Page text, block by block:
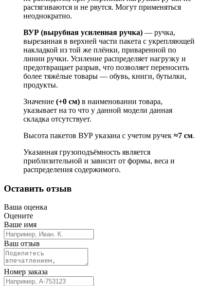
растягиваются и не рвутся. Могут применяться
неоднократно.
ВУР (вырубная усиленная ручка) — ручка,
вырезанная в верхней части пакета с укрепляющей
накладкой из той же плёнки, приваренной по
линии ручки. Усиление распределяет нагрузку и
предотвращает разрыв, что позволяет переносить
более тяжёлые товары — обувь, книги, бутылки,
продукты.
Значение (+0 см) в наименовании товара,
указывает на то что у данной модели данная
складка отсутствует.
Высота пакетов ВУР указана с учетом ручек ≈7 см.
Указанная грузоподъёмность является
приблизительной и зависит от формы, веса и
распределения содержимого.
Оставить отзыв
Ваша оценка
Оцените
Ваше имя
Ваш отзыв
Номер заказа